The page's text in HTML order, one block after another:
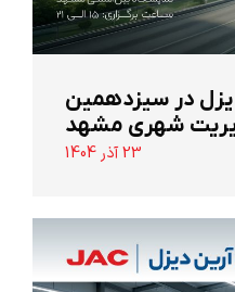
در سیزدهمین
شهری مشهد
23 آذر 1404